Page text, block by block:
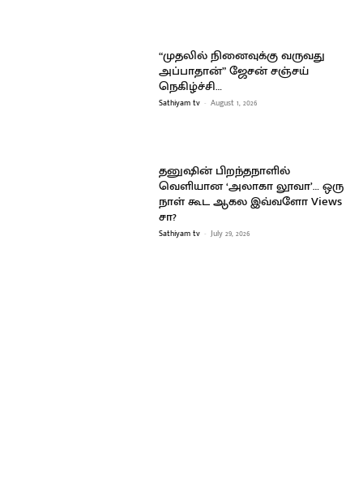
“முதலில் நினைவுக்கு வருவது
அப்பாதான்” ஜேசன் சஞ்சய்
நெகிழ்ச்சி…
Sathiyam tv - August 1, 2026
தனுஷின் பிறந்தநாளில்
வெளியான ‘அலாகா லூவா’… ஒரு
நாள் கூட ஆகல இவ்வளோ Views
சா?
Sathiyam tv - July 29, 2026